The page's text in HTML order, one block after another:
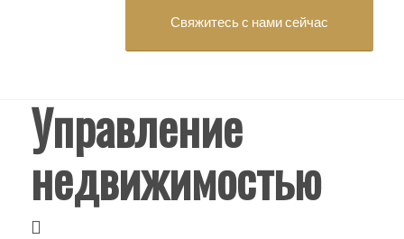
Свяжитесь с нами сейчас
Управление
недвижимостью